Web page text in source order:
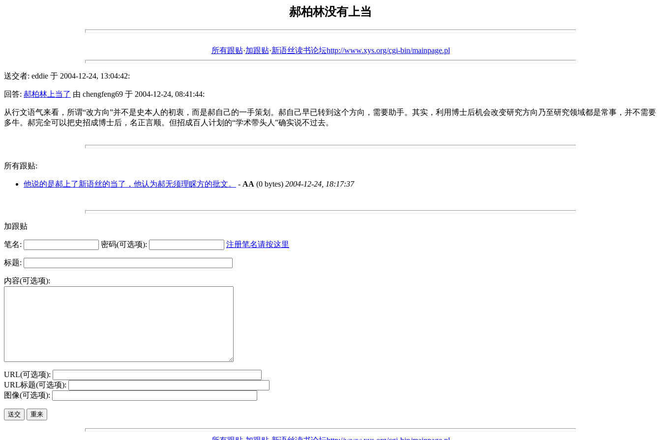
郝柏林没有上当
所有跟贴·加跟贴·新语丝读书论坛http://www.xys.org/cgi-bin/mainpage.pl
送交者: eddie 于 2004-12-24, 13:04:42:
回答: 郝柏林上当了 由 chengfeng69 于 2004-12-24, 08:41:44:
从行文语气来看，所谓“改方向”并不是史本人的初衷，而是郝自己的一手策划。郝自己早已转到这个方向，需要助手。其实，利用博士后机会改变研究方向乃至研究领域都是常事，并不需要
多牛。郝完全可以把史招成博士后，名正言顺。但招成百人计划的“学术带头人”确实说不过去。
所有跟贴:
他说的是郝上了新语丝的当了，他认为郝无须理睬方的批文。 - AA (0 bytes) 2004-12-24, 18:17:37
加跟贴
笔名: 密码(可选项): 注册笔名请按这里
标题:
内容(可选项):
URL(可选项):
URL标题(可选项):
图像(可选项):